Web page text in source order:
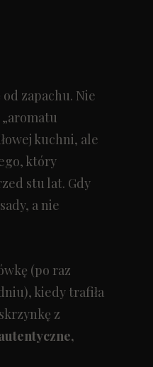
od zapachu. Nie
kuchni, ale
który
stu lat. Gdy
a nie
(po raz
kiedy trafiła
z